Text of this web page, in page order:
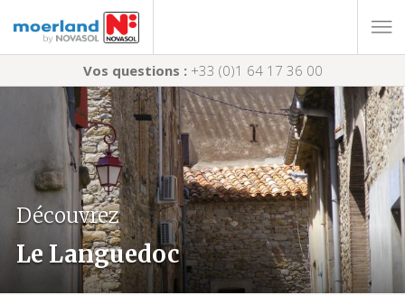
Vos questions : +33 (0)1 64 17 36 00
Découvrez
Le Languedoc